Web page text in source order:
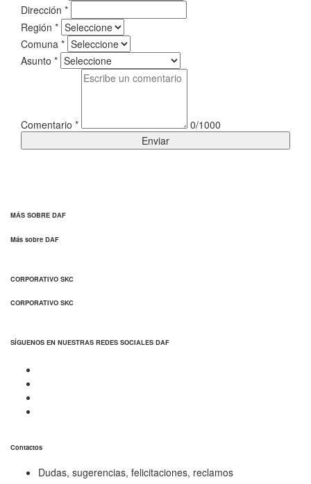
Dirección *
Región *
Comuna *
Asunto *
Comentario *
0/1000
Enviar
MÁS SOBRE DAF
Más sobre DAF
CORPORATIVO SKC
CORPORATIVO SKC
SÍGUENOS EN NUESTRAS REDES SOCIALES DAF
Contactos
Dudas, sugerencias, felicitaciones, reclamos